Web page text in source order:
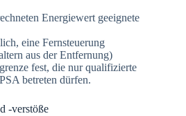
Energiewert geeignete
eine Fernsteuerung
aus der Entfernung)
fest, die nur qualifizierte
betreten dürfen.
-verstöße